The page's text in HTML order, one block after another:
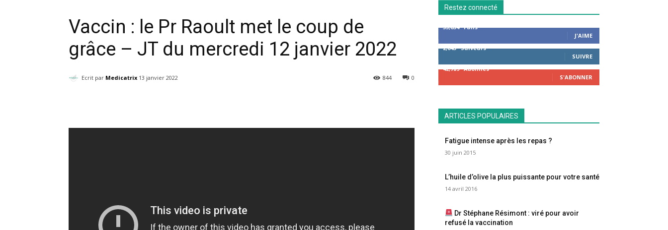
Vaccin : le Pr Raoult met le coup de
grâce – JT du mercredi 12 janvier 2022
Ecrit par Medicatrix 13 janvier 2022 0
844
Restez connecté
53,654
Fans
J'AIME
2,043 Suiveurs
SUIVRE
42,789 Abonnés
S'ABONNER
ARTICLES POPULAIRES
Fatigue intense après les repas ?
30 juin 2015
L’huile d’olive la plus puissante pour votre santé
14 avril 2016
Dr Stéphane Résimont : viré pour avoir
refusé la vaccination